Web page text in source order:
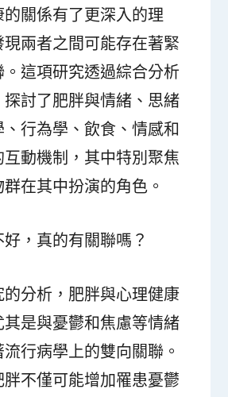
關係有了更深入的理
兩者之間可能存在著緊
這項研究透過綜合分析
討了肥胖與情緒、思緒
行為學、飲食、情感和
動機制，其中特別聚焦
在其中扮演的角色。
，真的有關聯嗎？
分析，肥胖與心理健康
是與憂鬱和焦慮等情緒
行病學上的雙向關聯。
不僅可能增加罹患憂鬱